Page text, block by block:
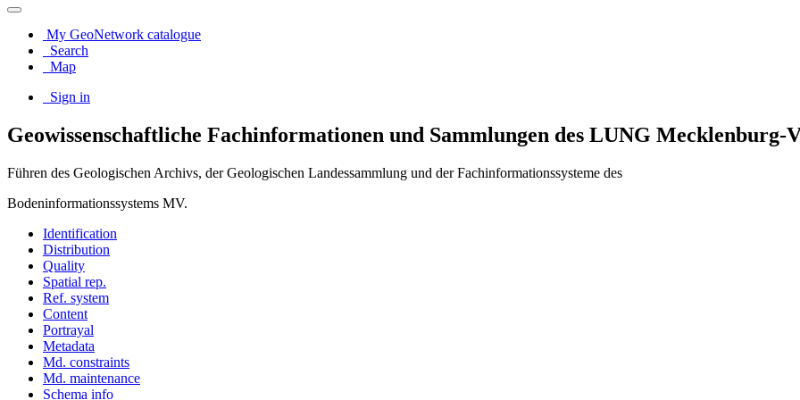
My GeoNetwork catalogue
Search
Map
Sign in
Geowissenschaftliche Fachinformationen und Sammlungen des LUNG Mecklenburg-
Führen des Geologischen Archivs, der Geologischen Landessammlung und der Fachinformationssysteme des
Bodeninformationssystems MV.
Identification
Distribution
Quality
Spatial rep.
Ref. system
Content
Portrayal
Metadata
Md. constraints
Md. maintenance
Schema info